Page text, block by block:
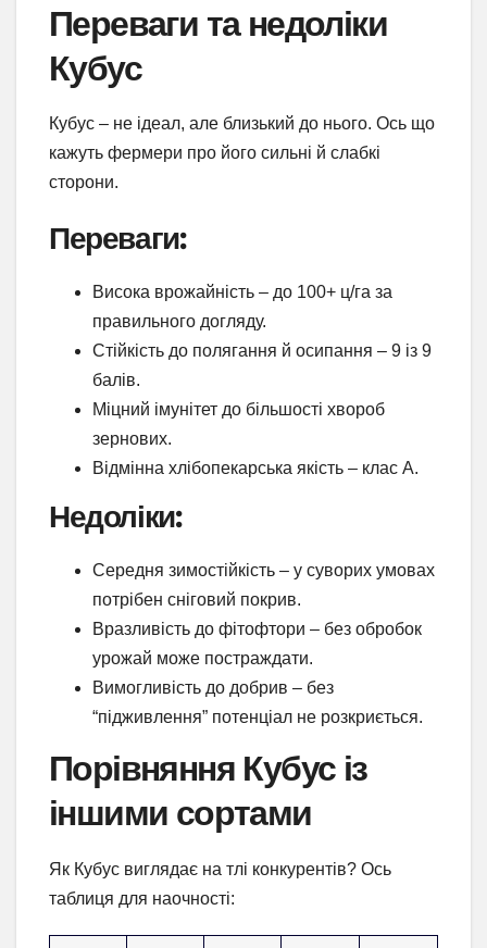
Переваги та недоліки
Кубус
Кубус – не ідеал, але близький до нього. Ось що
кажуть фермери про його сильні й слабкі
сторони.
Переваги:
Висока врожайність – до 100+ ц/га за
правильного догляду.
Стійкість до полягання й осипання – 9 із 9
балів.
Міцний імунітет до більшості хвороб
зернових.
Відмінна хлібопекарська якість – клас А.
Недоліки:
Середня зимостійкість – у суворих умовах
потрібен сніговий покрив.
Вразливість до фітофтори – без обробок
урожай може постраждати.
Вимогливість до добрив – без
“підживлення” потенціал не розкриється.
Порівняння Кубус із
іншими сортами
Як Кубус виглядає на тлі конкурентів? Ось
таблиця для наочності: